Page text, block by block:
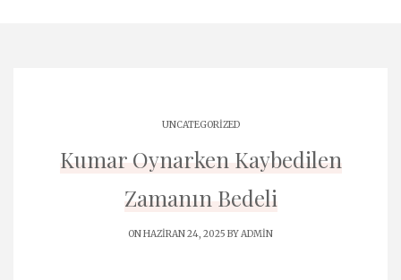
UNCATEGORIZED
Kumar Oynarken Kaybedilen
Zamanın Bedeli
ON HAZIRAN 24, 2025 BYADMIN